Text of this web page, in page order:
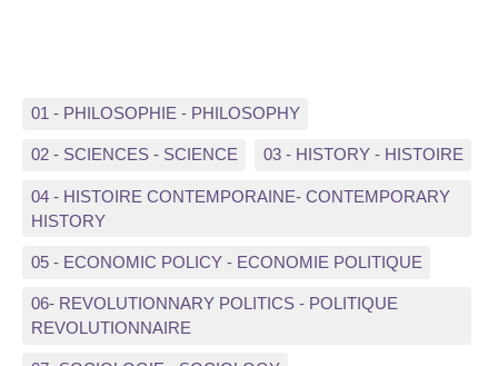
01 - PHILOSOPHIE - PHILOSOPHY
02 - SCIENCES - SCIENCE 03 - HISTORY - HISTOIRE
04 - HISTOIRE CONTEMPORAINE- CONTEMPORARY
HISTORY
05 - ECONOMIC POLICY - ECONOMIE POLITIQUE
06- REVOLUTIONNARY POLITICS - POLITIQUE
REVOLUTIONNAIRE